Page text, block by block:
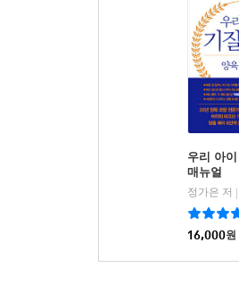
우리 아
매뉴얼
정가은 저 |
16,000원